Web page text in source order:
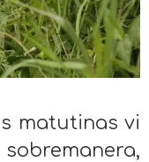
matutinas vi